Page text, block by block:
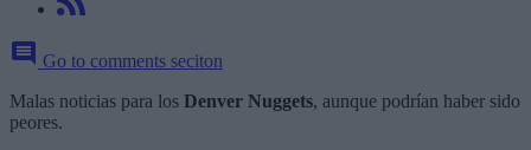
Go to comments seciton
Malas noticias para los Denver Nuggets, aunque podrían haber sido
peores.